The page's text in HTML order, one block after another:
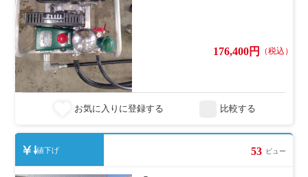
176,400円 （税込）
お気に入りに登録する 比較する
値下げ 53 ビュー